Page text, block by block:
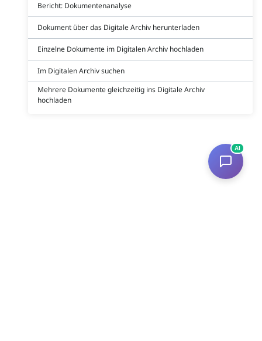
Bericht: Dokumentenanalyse
Dokument über das Digitale Archiv herunterladen
Einzelne Dokumente im Digitalen Archiv hochladen
Im Digitalen Archiv suchen
Mehrere Dokumente gleichzeitig ins Digitale Archiv
hochladen
AI